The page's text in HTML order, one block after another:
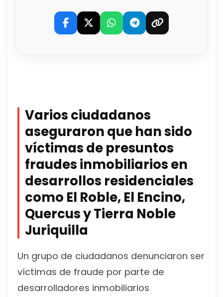
Varios ciudadanos
aseguraron que han sido
víctimas de presuntos
fraudes inmobiliarios en
desarrollos residenciales
como El Roble, El Encino,
Quercus y Tierra Noble
Juriquilla
Un grupo de ciudadanos denunciaron ser
víctimas de fraude por parte de
desarrolladores inmobiliarios